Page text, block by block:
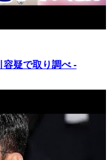
容疑で取り調べ -